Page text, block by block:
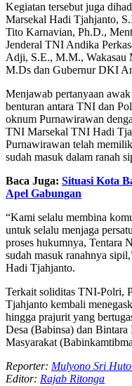
Kegiatan tersebut juga
Marsekal Hadi Tjahjanto,
Tito Karnavian, Ph.D.,
Jenderal TNI Andika
Adji, S.E., M.M., Wakasau
M.Ds dan Gubernur DKI
Menjawab pertanyaan
benturan antara TNI dan
oknum Purnawirawan
TNI Marsekal TNI Hadi
Purnawirawan telah
sudah masuk dalam ranah
Baca Juga: Situasi Kota
Apel Gabungan
“Kami selalu membina
untuk selalu menjaga
proses hukumnya, Tentara
sudah masuk ranahnya
Hadi Tjahjanto.
Terkait soliditas TNI-Polri,
Tjahjanto kembali
hingga prajurit yang
Desa (Babinsa) dan
Masyarakat
Reporter: Mulyono Sri
Editor: Rajab Ritonga